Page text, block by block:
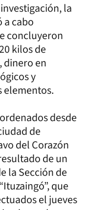
la
a cabo
concluyeron
kilos de
dinero en
y
desde
de
del Corazón
de un
la Sección de
que
el jueves